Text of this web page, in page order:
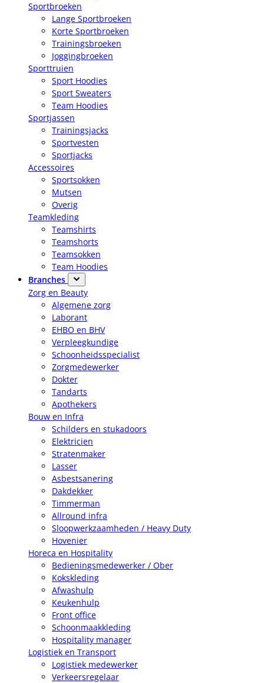
Sportbroeken
Lange Sportbroeken
Korte Sportbroeken
Trainingsbroeken
Joggingbroeken
Sporttruien
Sport Hoodies
Sport Sweaters
Team Hoodies
Sportjassen
Trainingsjacks
Sportvesten
Sportjacks
Accessoires
Sportsokken
Mutsen
Overig
Teamkleding
Teamshirts
Teamshorts
Teamsokken
Team Hoodies
Branches
Zorg en Beauty
Algemene zorg
Laborant
EHBO en BHV
Verpleegkundige
Schoonheidsspecialist
Zorgmedewerker
Dokter
Tandarts
Apothekers
Bouw en Infra
Schilders en stukadoors
Elektricien
Stratenmaker
Lasser
Asbestsanering
Dakdekker
Timmerman
Allround infra
Sloopwerkzaamheden / Heavy Duty
Hovenier
Horeca en Hospitality
Bedieningsmedewerker / Ober
Kokskleding
Afwashulp
Keukenhulp
Front office
Schoonmaakkleding
Hospitality manager
Logistiek en Transport
Logistiek medewerker
Verkeersregelaar